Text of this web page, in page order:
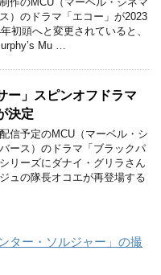
作のMCU（マーベル・シネマ
）のドラマ「エコー」が2023
初頭へと変更されていると、
Mu …
ー」スピンオフドラマ
決定
信予定のMCU（マーベル・シ
ース）のドラマ「ブラックパ
リーズにダナイ・グリラさん
ュの隊長オコエが再登場する
ター・ソルジャー」の撮